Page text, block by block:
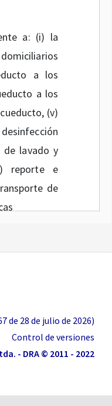
a: (i) la
a los
a los
(v)
de lavado y
reporte e
de
de
de
de
potable Lo
de 28 de julio de 2026)
Control de versiones
- DRA © 2011 - 2022